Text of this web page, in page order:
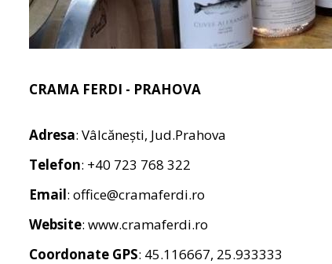
CRAMA FERDI - PRAHOVA
Adresa: Vâlcănești, Jud.Prahova
Telefon: +40 723 768 322
Email: office@cramaferdi.ro
Website: www.cramaferdi.ro
Coordonate GPS: 45.116667, 25.933333